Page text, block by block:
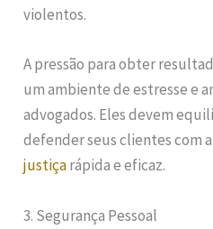
violentos.
A pressão para obter
um ambiente de estresse e
advogados. Eles devem
defender seus clientes com
justiçarápida e eficaz.
3. Segurança Pessoal